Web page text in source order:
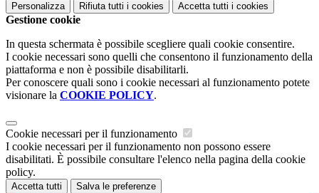
Personalizza Rifiuta tutti i cookies Accetta tutti i cookies
Gestione cookie
In questa schermata è possibile scegliere quali cookie consentire.
I cookie necessari sono quelli che consentono il funzionamento della
piattaforma e non è possibile disabilitarli.
Per conoscere quali sono i cookie necessari al funzionamento potete
visionare la COOKIE POLICY.
Cookie necessari per il funzionamento
I cookie necessari per il funzionamento non possono essere
disabilitati. È possibile consultare l'elenco nella pagina della cookie
policy.
Accetta tutti Salva le preferenze